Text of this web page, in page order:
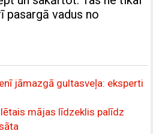
pasargā vadus no
jāmazgā gultasveļa: eksperti
mājas līdzeklis palīdz